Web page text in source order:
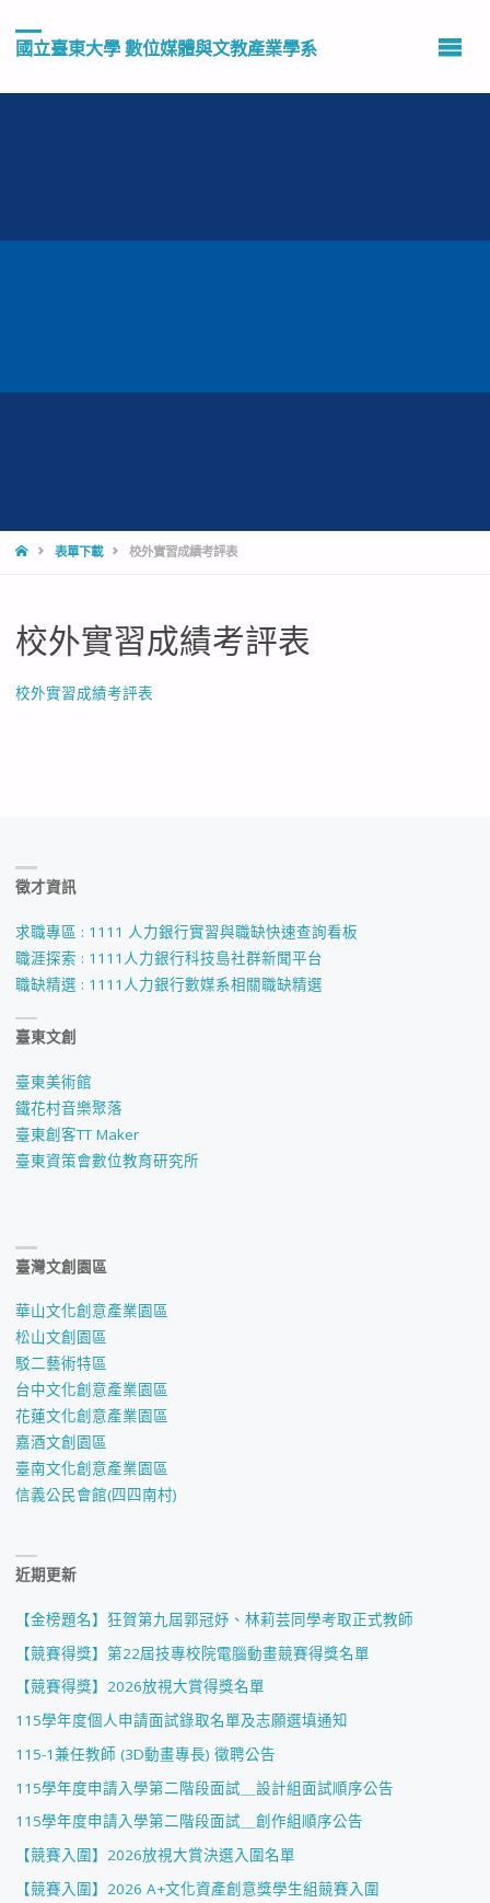
國立臺東大學 數位媒體與文教產業學系
HOME表單下載 校外實習成績考評表
校外實習成績考評表
校外實習成績考評表
徵才資訊
求職專區 : 1111 人力銀行實習與職缺快速查詢看板
職涯探索 : 1111人力銀行科技島社群新聞平台
職缺精選 : 1111人力銀行數媒系相關職缺精選
臺東文創
臺東美術館
鐵花村音樂聚落
臺東創客TT Maker
臺東資策會數位教育研究所
臺灣文創園區
華山文化創意產業園區
松山文創園區
駁二藝術特區
台中文化創意產業園區
花蓮文化創意產業園區
嘉酒文創園區
臺南文化創意產業園區
信義公民會館(四四南村)
近期更新
【金榜題名】狂賀第九屆郭冠妤、林莉芸同學考取正式教師
【競賽得獎】第22屆技專校院電腦動畫競賽得獎名單
【競賽得獎】2026放視大賞得獎名單
115學年度個人申請面試錄取名單及志願選填通知
115-1兼任教師 (3D動畫專長) 徵聘公告
115學年度申請入學第二階段面試＿設計組面試順序公告
115學年度申請入學第二階段面試＿創作組順序公告
【競賽入圍】2026放視大賞決選入圍名單
【競賽入圍】2026 A+文化資產創意獎學生組競賽入圍